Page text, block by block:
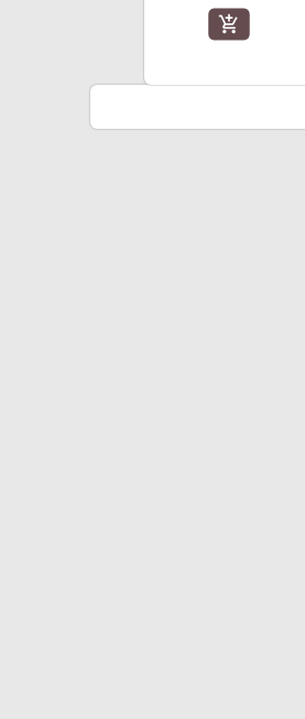
add_shopping_cart